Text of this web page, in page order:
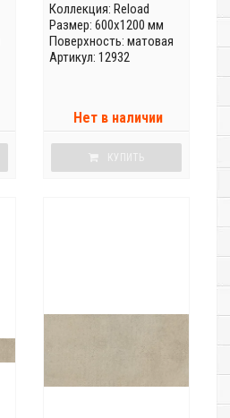
Коллекция: Reload
Размер: 600x1200 мм
Поверхность: матовая
Артикул: 12932
Нет в наличии
КУПИТЬ